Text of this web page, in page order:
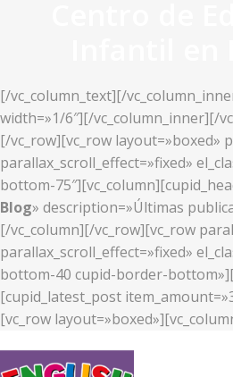
[/vc_column_text][/
width=»1/6″][/vc_column_inner][/
[/vc_row][vc_row layout=»boxed»
parallax_scroll_effect=»fixed»
bottom-
Blog» description=»Últimas
[/vc_column][/vc_row][vc_row
parallax_scroll_effect=»fixed»
bottom-40 cupid-border-
[cupid_latest_post
[vc_row